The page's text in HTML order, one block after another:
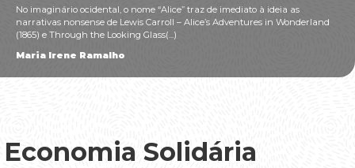
No imaginário ocidental, o nome “Alice” traz de imediato à ideia as
narrativas nonsense de Lewis Carroll – Alice’s Adventures in Wonderland
(1865) e Through the Looking Glass(...)
Maria Irene Ramalho
Economia Solidária